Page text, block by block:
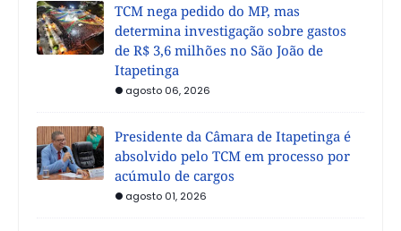
TCM nega pedido do MP, mas
determina investigação sobre gastos
de R$ 3,6 milhões no São João de
Itapetinga
agosto 06, 2026
Presidente da Câmara de Itapetinga é
absolvido pelo TCM em processo por
acúmulo de cargos
agosto 01, 2026